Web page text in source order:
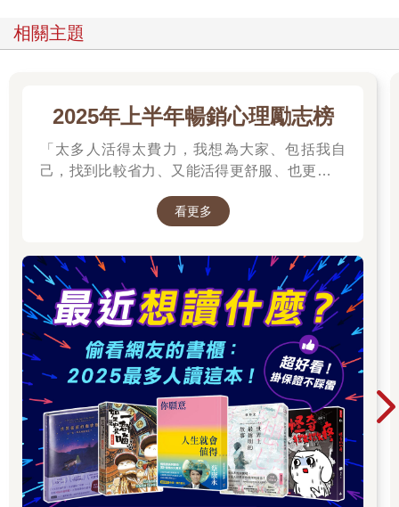
相關主題
2025年上半年暢銷心理勵志榜
「太多人活得太費力，我想為大家、包括我自
己，找到比較省力、又能活得更舒服、也更滿足
2025網友們心靈療癒都在看這些↓↓↓↓
看更多